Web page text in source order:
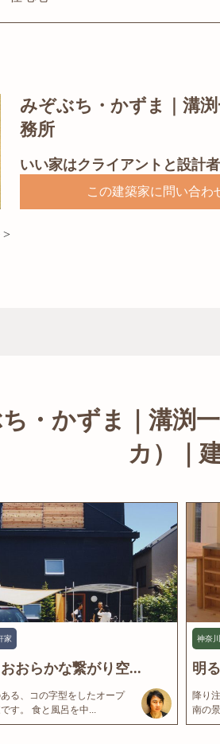
みぞぶち・かずま｜溝
務所
いい家はクライアントと設計
この建築家に問い合わ
>
・かずま｜溝渕
カ）｜
家
おらかな繋がり空...
る、コの字型をしたオープ
す。 食と風呂を中...
神奈
明
降り
南の